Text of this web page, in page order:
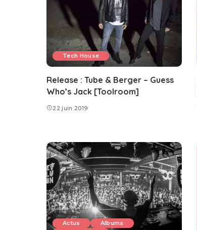
Tech House
Release : Tube & Berger – Guess
Who’s Jack [Toolroom]
22 juin 2019
Actus
Albums